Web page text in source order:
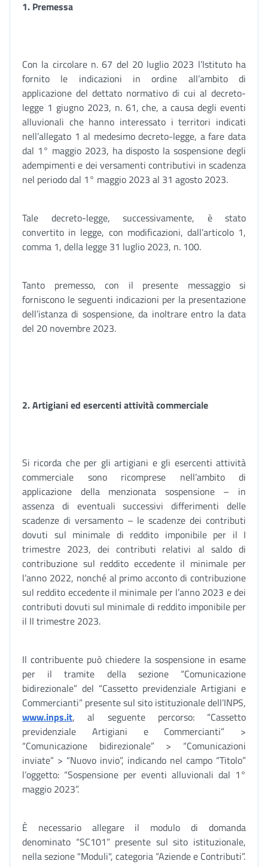
1. Premessa
Con la circolare n. 67 del 20 luglio 2023 l’Istituto ha
fornito le indicazioni in ordine all’ambito di
applicazione del dettato normativo di cui al decreto-
legge 1 giugno 2023, n. 61, che, a causa degli eventi
alluvionali che hanno interessato i territori indicati
nell’allegato 1 al medesimo decreto-legge, a fare data
dal 1° maggio 2023, ha disposto la sospensione degli
adempimenti e dei versamenti contributivi in scadenza
nel periodo dal 1° maggio 2023 al 31 agosto 2023.
Tale decreto-legge, successivamente, è stato
convertito in legge, con modificazioni, dall’articolo 1,
comma 1, della legge 31 luglio 2023, n. 100.
Tanto premesso, con il presente messaggio si
forniscono le seguenti indicazioni per la presentazione
dell’istanza di sospensione, da inoltrare entro la data
del 20 novembre 2023.
2. Artigiani ed esercenti attività commerciale
Si ricorda che per gli artigiani e gli esercenti attività
commerciale sono ricomprese nell’ambito di
applicazione della menzionata sospensione – in
assenza di eventuali successivi differimenti delle
scadenze di versamento – le scadenze dei contributi
dovuti sul minimale di reddito imponibile per il I
trimestre 2023, dei contributi relativi al saldo di
contribuzione sul reddito eccedente il minimale per
l’anno 2022, nonché al primo acconto di contribuzione
sul reddito eccedente il minimale per l’anno 2023 e dei
contributi dovuti sul minimale di reddito imponibile per
il II trimestre 2023.
Il contribuente può chiedere la sospensione in esame
per il tramite della sezione “Comunicazione
bidirezionale” del “Cassetto previdenziale Artigiani e
Commercianti” presente sul sito istituzionale dell’INPS,
www.inps.it, al seguente percorso: “Cassetto
previdenziale Artigiani e Commercianti” >
“Comunicazione bidirezionale” > “Comunicazioni
inviate” > “Nuovo invio”, indicando nel campo “Titolo”
l’oggetto: “Sospensione per eventi alluvionali dal 1°
maggio 2023”.
È necessario allegare il modulo di domanda
denominato “SC101” presente sul sito istituzionale,
nella sezione "Moduli", categoria “Aziende e Contributi”.